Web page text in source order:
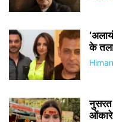
के
नुसरत